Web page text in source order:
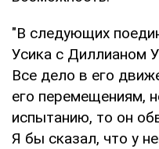
"В следующих
Усика с Диллианом
Все дело в его
его перемещениям,
испытанию, то он
Я бы сказал, что у